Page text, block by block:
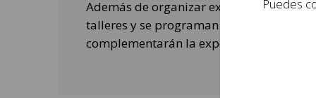
Además de organizar exposiciones, se
talleres y se programan actividades de
complementarán la experiencia de las
Puedes